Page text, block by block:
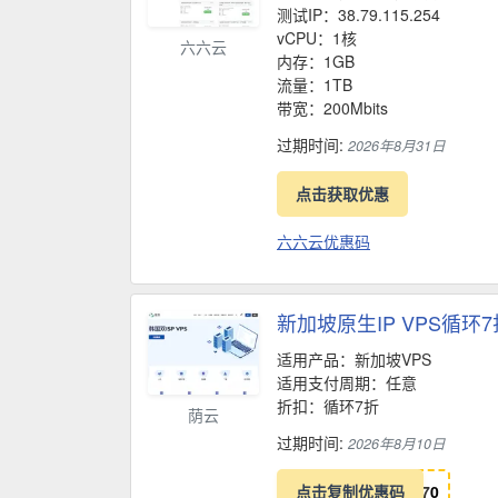
六六云
测试IP：38.79.115.254
vCPU：1核
内存：1GB
流量：1TB
带宽：200Mbits
过期时间: 2026年8月31日
点击获取优惠
六六云优惠码
荫云
新加坡原生IP VPS循环
适用产品：新加坡VPS
适用支付周期：任意
折扣：循环7折
过期时间: 2026年8月10日
点击复制优惠码 70